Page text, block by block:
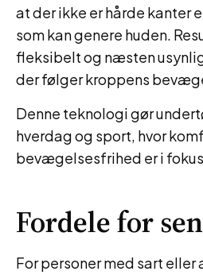
at der ikke er hårde kanter
som kan genere huden.
fleksibelt og næsten
der følger kroppens
Denne teknologi gør
hverdag og sport, hvor
bevægelsesfrihed er i
Fordele for
For personer med sart eller